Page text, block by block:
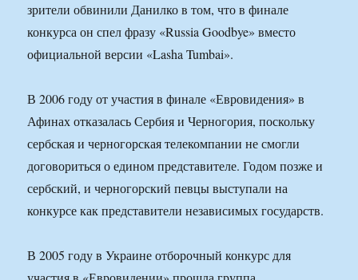
зрители обвинили Данилко в том, что в финале
конкурса он спел фразу «Russia Goodbye» вместо
официальной версии «Lasha Tumbai».
В 2006 году от участия в финале «Евровидения» в
Афинах отказалась Сербия и Черногория, поскольку
сербская и черногорская телекомпании не смогли
договориться о едином представителе. Годом позже и
сербский, и черногорский певцы выступали на
конкурсе как представители независимых государств.
В 2005 году в Украине отборочный конкурс для